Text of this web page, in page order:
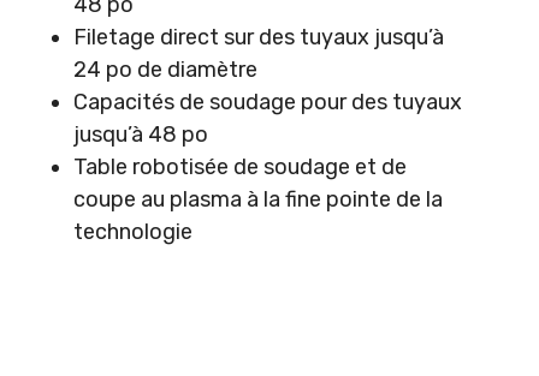
Filetage direct sur des tuyaux jusqu’à
24 po de diamètre
Capacités de soudage pour des tuyaux
jusqu’à 48 po
Table robotisée de soudage et de
coupe au plasma à la fine pointe de la
technologie